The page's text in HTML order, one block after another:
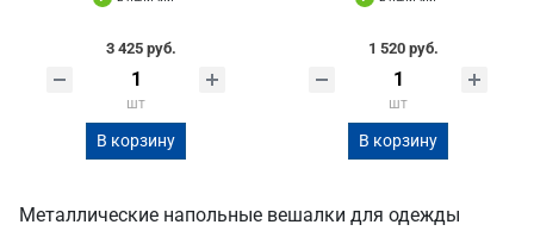
3 425 руб.
шт
В корзину
1 520 руб.
шт
В корзину
Металлические напольные вешалки для одежды